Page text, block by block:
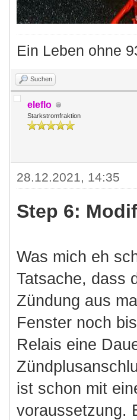
Ein Leben ohne
Suchen
eleflo
Starkstromfraktion
28.12.2021, 14:35
Step 6:
Was mich eh
Tatsache, dass
Zündung aus
Fenster noch
Relais eine
ist schon mit
voraussetzung.